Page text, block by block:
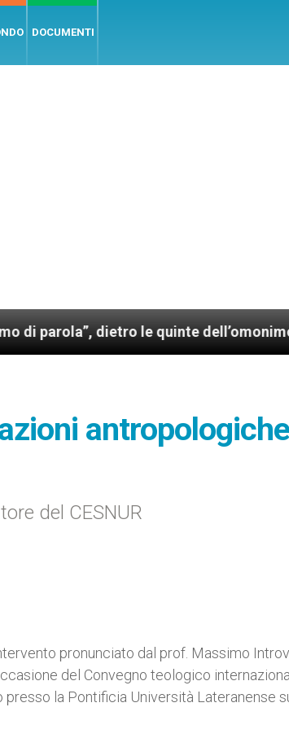
DOCUMENTI
dietro le quinte dell’omonimo film di Wim
antropologiche
del CESNUR
pronunciato dal prof. Massimo
del Convegno teologico
la Pontificia Università Lateranense